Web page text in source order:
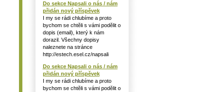
Do sekce Napsali o nás / nám
přidán nový příspěvek
I my se rádi chlubíme a proto
bychom se chtěli s vámi podělit o
dopis (email), který k nám
dorazil. Všechny dopisy
naleznete na stránce
http://estech.esel.cz/napsali
Do sekce Napsali o nás / nám
přidán nový příspěvek
I my se rádi chlubíme a proto
bychom se chtěli s vámi podělit o